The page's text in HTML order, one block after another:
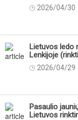
2026/04/30
Lietuvos ledo
Lenkijoje
2026/04/29
Pasaulio
Lietuvos